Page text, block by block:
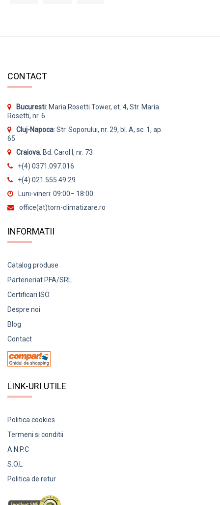
CONTACT
Bucuresti: Maria Rosetti Tower, et. 4, Str. Maria
Rosetti, nr. 6
Cluj-Napoca: Str. Soporului, nr. 29, bl. A, sc. 1, ap.
65
Craiova: Bd. Carol I, nr. 73
+(4) 0371.097.016
+(4) 021.555.49.29
Luni-vineri: 09:00– 18:00
office(at)torn-climatizare.ro
INFORMATII
Catalog produse
Parteneriat PFA/SRL
Certificari ISO
Despre noi
Blog
Contact
LINK-URI UTILE
Politica cookies
Termeni si conditii
A.N.P.C
S.O.L
Politica de retur